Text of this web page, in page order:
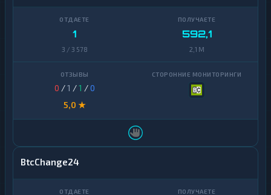
1
3 / 3 578
592,1
2,1 M
0 /1 /1 /0
5,0 ★
BtcChange24